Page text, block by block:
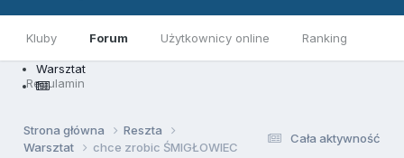
Kluby Forum Użytkownicy online Ranking
Regulamin
Warsztat
Cała aktywność
Strona główna
Reszta
Warsztat
chce zrobic ŚMIGŁOWIEC